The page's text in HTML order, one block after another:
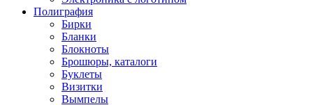
Полиграфия
Бирки
Бланки
Блокноты
Брошюры, каталоги
Буклеты
Визитки
Вымпелы